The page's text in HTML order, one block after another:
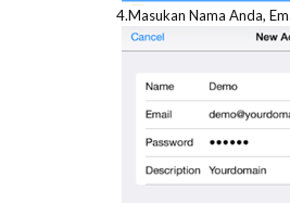
4.Masukan Nama Anda,